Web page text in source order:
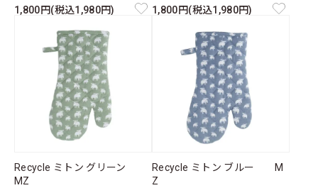
1,800円(税込1,980円)
1,800円(税込1,980円)
Recycle ミトン グリーン
MZ
Recycle ミトン ブルー M
Z